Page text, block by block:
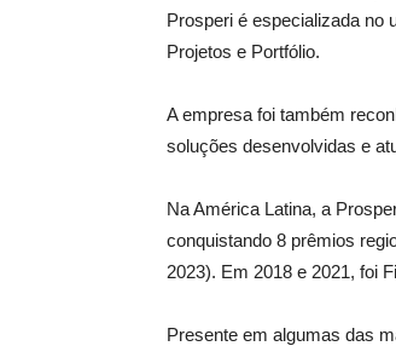
Prosperi é especializada no
Projetos e Portfólio.
A empresa foi também
soluções desenvolvidas e
Na América Latina, a
conquistando 8 prêmios
2023). Em 2018 e 2021, foi
Presente em algumas das